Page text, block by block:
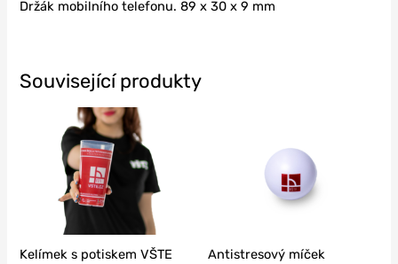
Držák mobilního telefonu. 89 x 30 x 9 mm
Související produkty
Kelímek s potiskem VŠTE Antistresový míček